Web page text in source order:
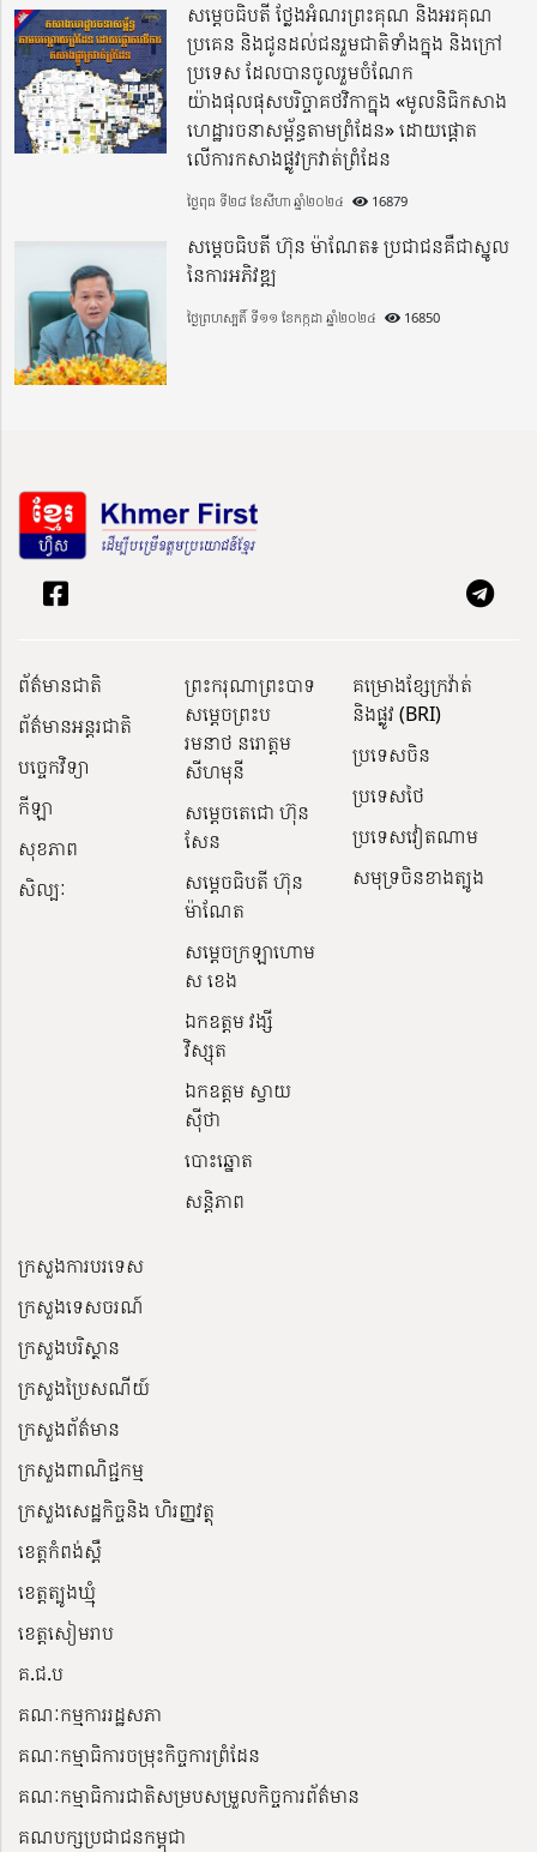
សម្តេចធិបតី ថ្លែងអំណរព្រះគុណ និងអរគុណ
ប្រគេន និងជូនដល់ជនរួមជាតិទាំងក្នុង​ និងក្រៅ
ប្រទេស​ ដែលបានចូលរួមចំណែក
យ៉ាងផុលផុសបរិច្ចាគថវិកាក្នុង «មូលនិធិកសាង
ហេដ្ឋារចនាសម្ព័ន្ធតាមព្រំដែន» ដោយផ្ដោត
លើការកសាងផ្លូវក្រវាត់ព្រំដែន
ថ្ងៃពុធ ទី២៨ ខែសីហា ឆ្នាំ២០២៤ 16879
សម្តេចធិបតី ហ៊ុន ម៉ាណែត៖ ប្រជាជនគឺជាស្នូល
នៃការអភិវឌ្ឍ
ថ្ងៃព្រហស្បតិ៍ ទី១១ ខែកក្កដា ឆ្នាំ២០២៤ 16850
ព័ត៌មានជាតិ
ព័ត៌មានអន្តរជាតិ
បច្ចេកវិទ្យា
កីឡា
សុខភាព
សិល្បៈ
ព្រះករុណាព្រះបាទ
សម្តេចព្រះប
រមនាថ នរោត្តម
សីហមុនី
សម្តេចតេជោ ហ៊ុន
សែន
សម្ដេចធិបតី ហ៊ុន
ម៉ាណែត
សម្ដេចក្រឡាហោម
ស ខេង
ឯកឧត្តម វង្សី
វិស្សុត
ឯកឧត្តម ស្វាយ
ស៊ីថា
បោះឆ្នោត
សន្តិភាព
គម្រោងខ្សែក្រវ៉ាត់
និងផ្លូវ (BRI)
ប្រទេសចិន
ប្រទេសថៃ
ប្រទេសវៀតណាម
សមុទ្រចិនខាងត្បូង
ក្រសួងការបរទេស
ក្រសួងទេសចរណ៍
ក្រសួងបរិស្ថាន
ក្រសួងប្រៃសណីយ៍
ក្រសួងព័ត៌មាន
ក្រសួងពាណិជ្ជកម្ម
ក្រសួងសេដ្ឋកិច្ចនិង ហិរញ្ញវត្ថុ
ខេត្តកំពង់ស្ពឺ
ខេត្តត្បូងឃ្មុំ
ខេត្តសៀមរាប
គ.ជ.ប
គណៈកម្មការរដ្ឋសភា
គណៈកម្មាធិការចម្រុះកិច្ចការព្រំដែន
គណៈកម្មាធិការជាតិសម្របសម្រួលកិច្ចការព័ត៌មាន
គណបក្សប្រជាជនកម្ពុជា